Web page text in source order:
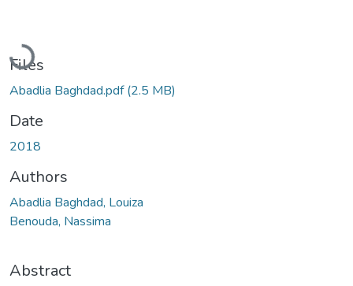
Loading...
Files
Abadlia Baghdad.pdf(2.5 MB)
Date
2018
Authors
Abadlia Baghdad, Louiza
Benouda, Nassima
Abstract